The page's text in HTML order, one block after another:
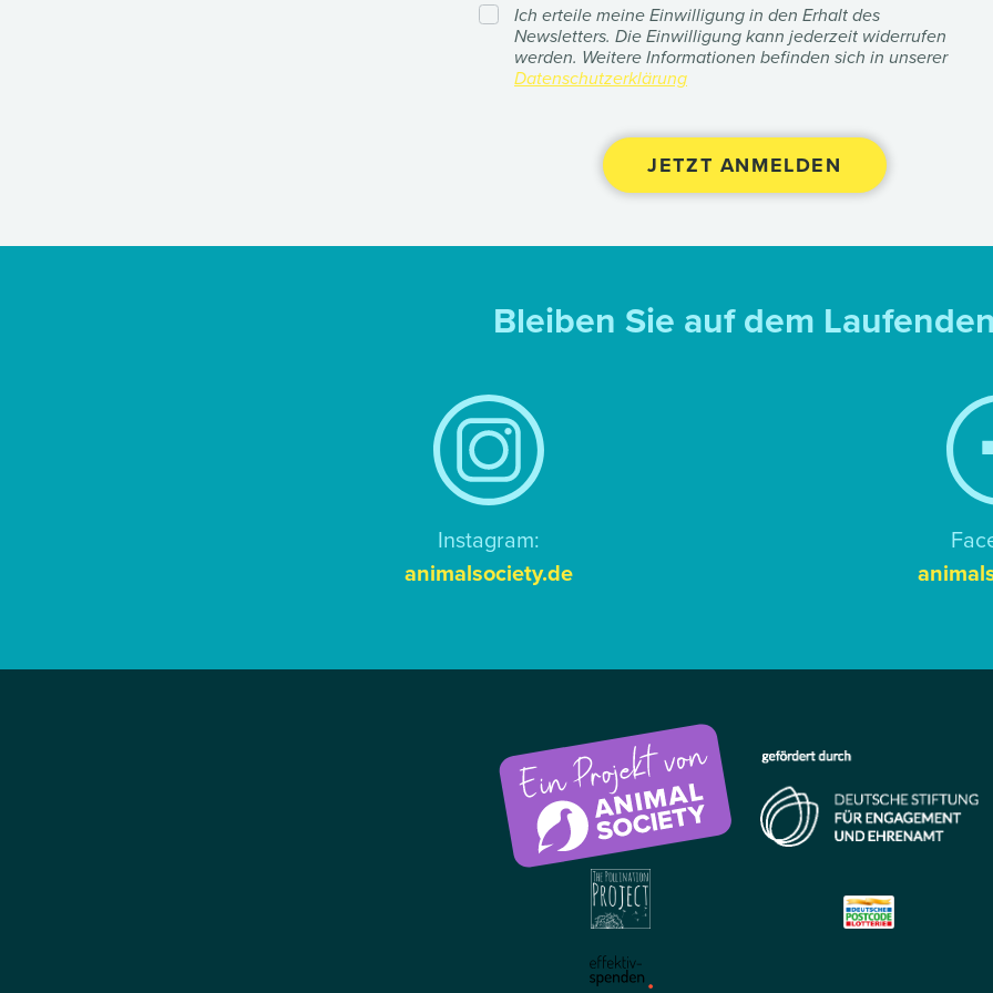
Ich erteile meine Einwilligung in den Erhalt des
Newsletters. Die Einwilligung kann jederzeit widerrufen
werden. Weitere Informationen befinden sich in unserer
Datenschutzerklärung
Bleiben Sie auf dem
Instagram:
animalsociety.de